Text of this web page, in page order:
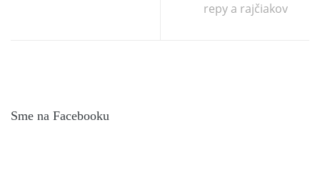
repy a rajčiakov
Sme na Facebooku